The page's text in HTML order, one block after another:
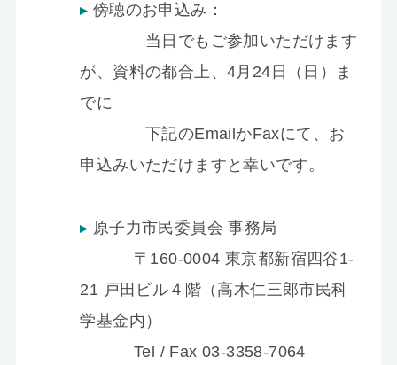
傍聴のお申込み：
当日でもご参加いただけます
が、資料の都合上、4月24日（日）ま
でに
下記のEmailかFaxにて、お
申込みいただけますと幸いです。
原子力市民委員会 事務局
〒160-0004 東京都新宿四谷1-
21 戸田ビル４階（高木仁三郎市民科
学基金内）
Tel / Fax 03-3358-7064